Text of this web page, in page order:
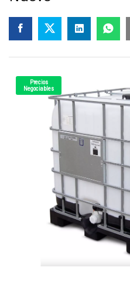
Precios
Negociables